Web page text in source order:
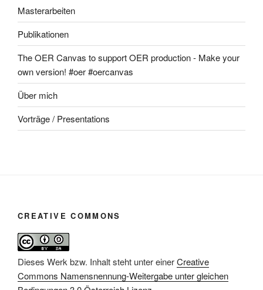
Masterarbeiten
Publikationen
The OER Canvas to support OER production - Make your
own version! #oer #oercanvas
Über mich
Vorträge / Presentations
CREATIVE COMMONS
Dieses Werk bzw. Inhalt steht unter einerCreative
Commons Namensnennung-Weitergabe unter gleichen